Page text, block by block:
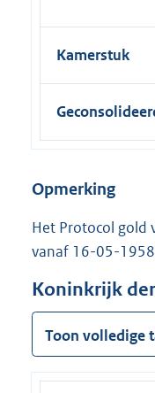
Kamerstuk
Opmerking
Het Protocol gold
vanaf 16-05-
Koninkrijk
Toon volledige